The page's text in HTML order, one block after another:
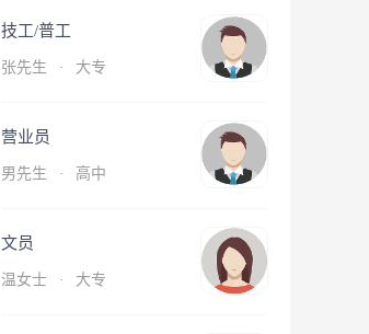
技工/普工
张先生 · 大专
营业员
男先生 · 高中
文员
温女士 · 大专